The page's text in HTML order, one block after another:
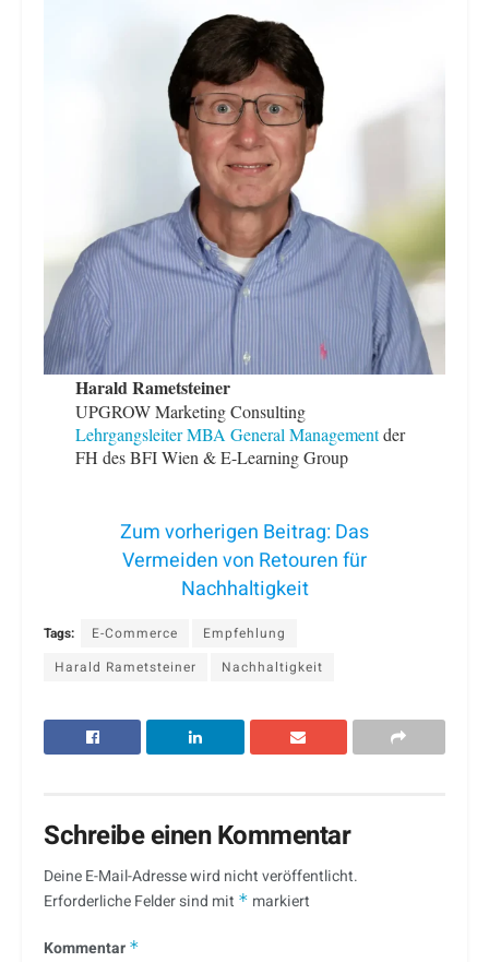
Harald Rametsteiner
UPGROW Marketing Consulting
Lehrgangsleiter MBA General Managementder
FH des BFI Wien & E-Learning Group
Zum vorherigen Beitrag: Das
Vermeiden von Retouren für
Nachhaltigkeit
Tags: E-Commerce
Empfehlung
Harald Rametsteiner
Nachhaltigkeit
Schreibe einen Kommentar
Deine E-Mail-Adresse wird nicht veröffentlicht.
Erforderliche Felder sind mit * markiert
Kommentar *